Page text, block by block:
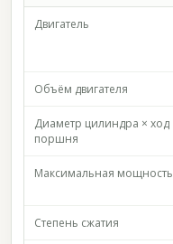
Двигатель
Объём двигателя
Диаметр цилиндра × ход
поршня
Максимальная мощность
Степень сжатия